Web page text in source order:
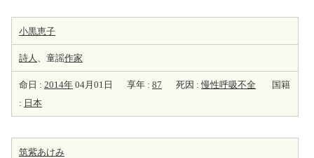
小黒恵子
詩人 、童謡作家
命日 : 2014年 04月01日 享年 : 87 死因 : 慢性呼吸不全
国籍
: 日本
筑紫あけみ